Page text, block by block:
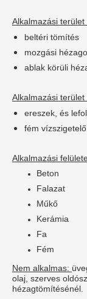
Alkalmazási
beltéri tömítés
mozgási
ablak körüli
Alkalmazási
ereszek, és
fém
Alkalmazási
Beton
Falazat
Műkő
Kerámia
Fa
Fém
Nem alkalmas:
olaj, szerves
hézagtömítésénél.